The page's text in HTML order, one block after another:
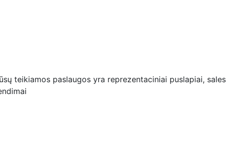
teikiamos paslaugos yra reprezentaciniai puslapiai, sales